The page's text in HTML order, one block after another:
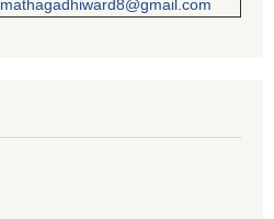
mathagadhiward8@gmail.com